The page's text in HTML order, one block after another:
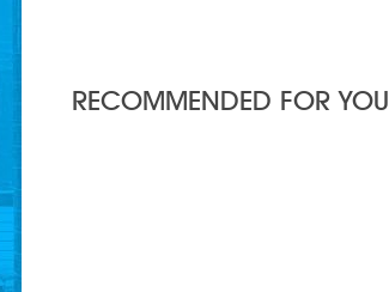
RECOMMENDED FOR YOU